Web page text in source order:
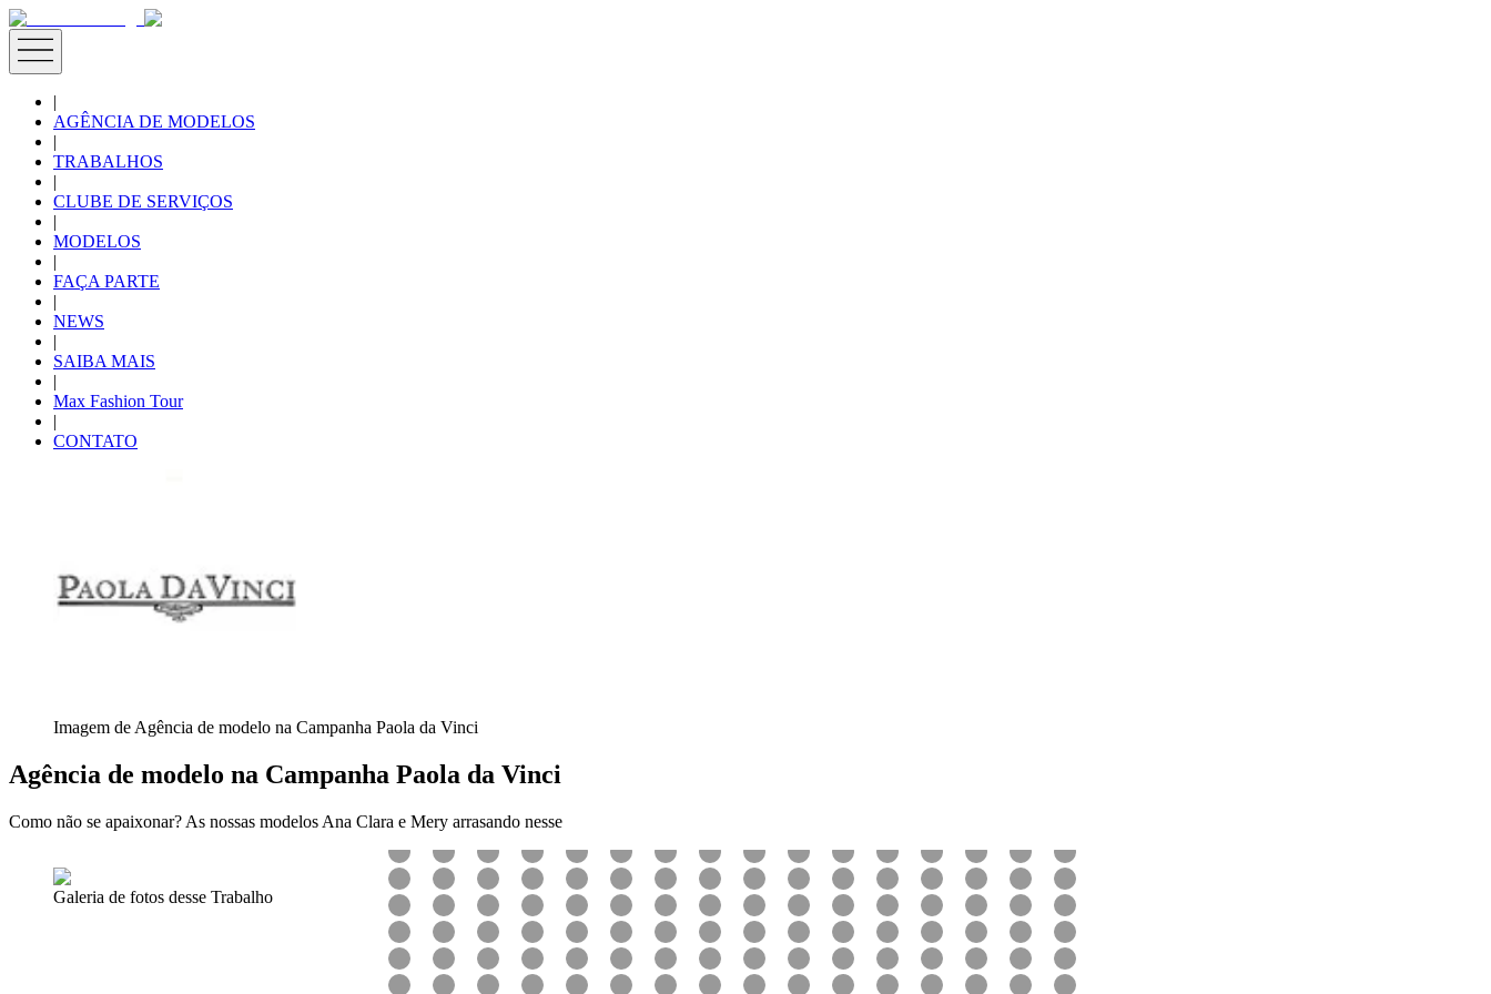
|
AGÊNCIA DE MODELOS
|
TRABALHOS
|
CLUBE DE SERVIÇOS
|
MODELOS
|
FAÇA PARTE
|
NEWS
|
SAIBA MAIS
|
Max Fashion Tour
|
CONTATO
Imagem de Agência de modelo na Campanha Paola da Vinci
Agência de modelo na Campanha Paola da Vinci
Como não se apaixonar? As nossas modelos Ana Clara e Mery arrasando nesse
Galeria de fotos desse Trabalho